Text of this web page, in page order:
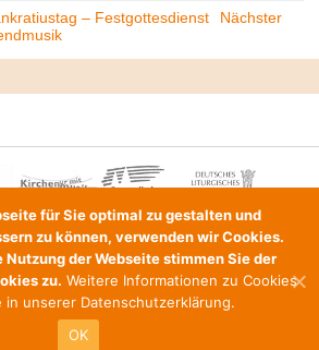
– Festgottesdienst
Nächster
MENU
für Sie optimal zu gestalten und
zu können, verwenden wir Cookies.
Nutzung der Webseite stimmen Sie der
zu. Weitere Informationen zu Cookies
in unserer Datenschutzerklärung.
OK